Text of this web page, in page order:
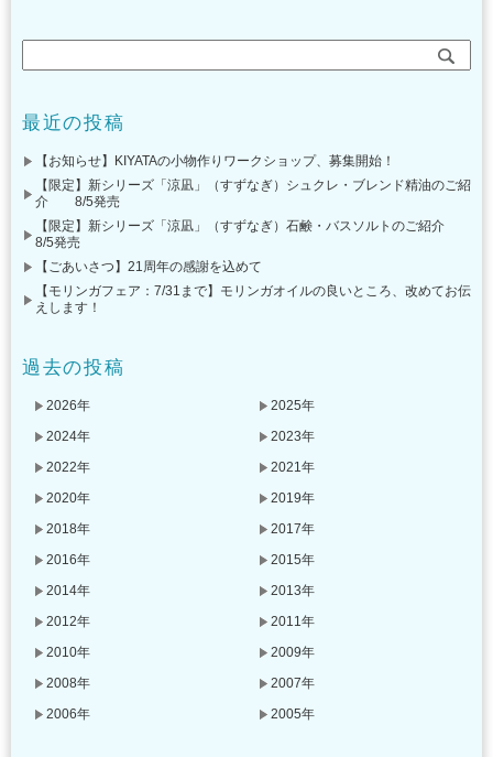
最近の投稿
【お知らせ】KIYATAの小物作りワークショップ、募集開始！
【限定】新シリーズ「涼凪」（すずなぎ）シュクレ・ブレンド精油のご紹
介 8/5発売
【限定】新シリーズ「涼凪」（すずなぎ）石鹸・バスソルトのご紹介
8/5発売
【ごあいさつ】21周年の感謝を込めて
【モリンガフェア：7/31まで】モリンガオイルの良いところ、改めてお伝
えします！
過去の投稿
2026年
2025年
2024年
2023年
2022年
2021年
2020年
2019年
2018年
2017年
2016年
2015年
2014年
2013年
2012年
2011年
2010年
2009年
2008年
2007年
2006年
2005年